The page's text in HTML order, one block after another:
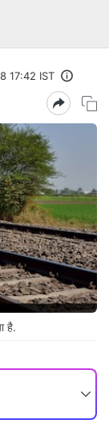
17:42 IST
है.